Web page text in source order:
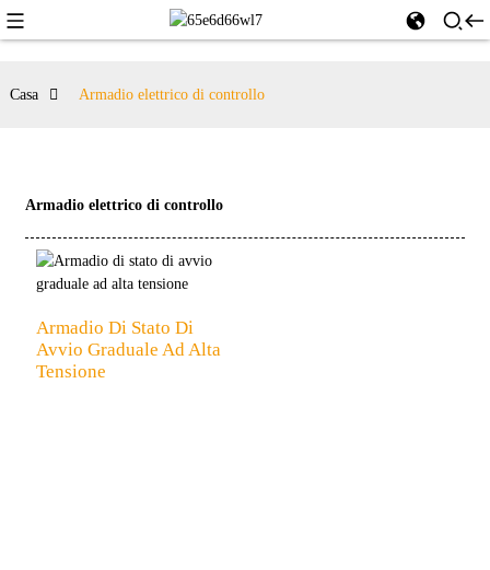
Casa Armadio elettrico di controllo
Armadio elettrico di controllo
Armadio Di Stato Di
Avvio Graduale Ad Alta
Tensione